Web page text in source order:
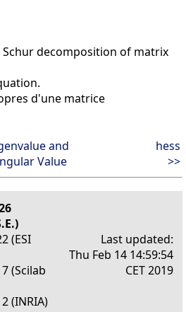
decomposition of matrix
d'une matrice
and
Value
hess
>>
(ESI
(Scilab
(INRIA)
Last updated:
Thu Feb 14 14:59:54
CET 2019